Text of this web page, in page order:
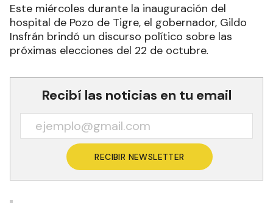
Este miércoles durante la inauguración del
hospital de Pozo de Tigre, el gobernador, Gildo
Insfrán brindó un discurso político sobre las
próximas elecciones del 22 de octubre.
Recibí las noticias en tu email
RECIBIR NEWSLETTER